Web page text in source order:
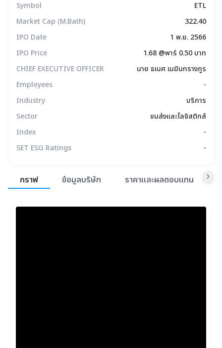
Symbol
ETL
Market Cap (M.Bath)
322.40
IPO Date
1 พ.ย. 2566
IPO Price
1.68 @พาร์ 0.50 บาท
CHIEF EXECUTIVE OFFICER
นาย ธเนศ เมฆินทรางกูร
Employees
-
Industry
บริการ
Sector
ขนส่งและโลจิสติกส์
Index
-
SET ESG Ratings
-
กราฟ
ข้อมูลบริษัท ราคาและผลตอบแทน